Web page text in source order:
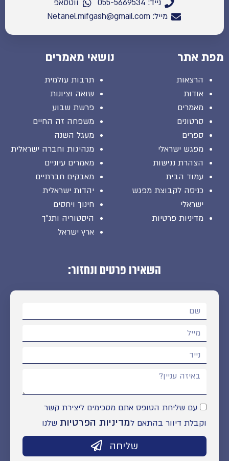
נייד: 055-5669534
ווטסאפ
מייל: Netanel.mifgash@gmail.com
מפת אתר
הרצאות
אודות
מאמרים
סרטונים
ספרים
מפגש ישראלי
הצהרת נגישות
עמוד הבית
כניסה לקבוצת מפגש
ישראלי
מדיניות פרטיות
נושאי מאמרים
תרבות עולמית
שואה וציונות
פרשת שבוע
משפחה זה החיים
מעגל השנה
מנהיגות וחברה ישראלית
מאמרים עיוניים
מאבקים חברתיים
יהדות ישראלית
חינוך ויחסים
היסטוריה ותנ"ך
ארץ ישראל
השאירו פרטים ונחזור:
עם שליחת הטופס אתם מסכימים ליצירת קשר
וקבלת דיוור בהתאם למדיניות הפרטיות שלנו
שליחה